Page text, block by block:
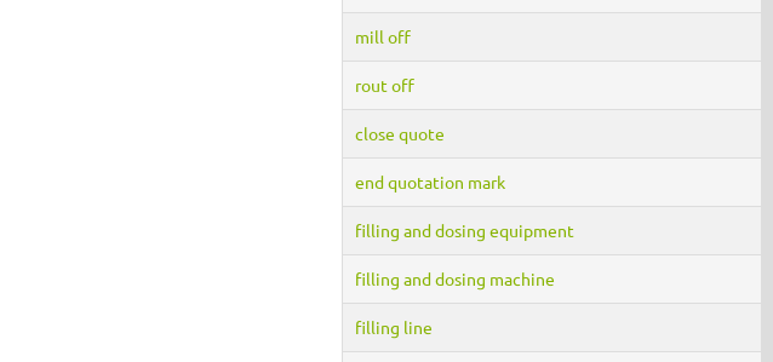
mill off
rout off
close quote
end quotation mark
filling and dosing equipment
filling and dosing machine
filling line